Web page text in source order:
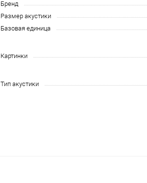
Бренд
Размер акустики
Базовая единица
Картинки
Тип акустики